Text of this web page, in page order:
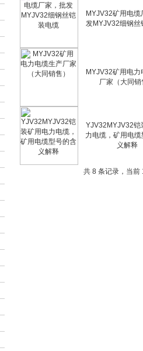
MYJV32矿用电缆
发MYJV32细钢丝
MYJV32矿用电力
厂家（大同
YJV32MYJV32铠
力电缆，矿用电
义解释
共 8 条记录，当